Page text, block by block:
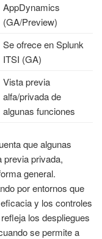
AppDynamics
(GA/Preview)
Se ofrece en Splunk
ITSI (GA)
Vista previa
alfa/privada de
algunas funciones
que algunas
previa privada,
general.
por entornos que
y los controles
los despliegues
se permite a